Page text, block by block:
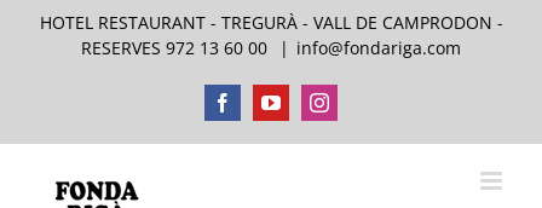
HOTEL RESTAURANT - TREGURÀ - VALL DE CAMPRODON -
RESERVES 972 13 60 00
| info@fondariga.com
FacebookYouTubeInstagram